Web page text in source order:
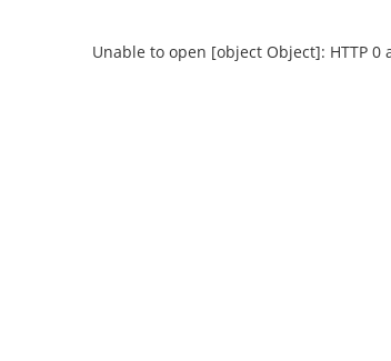
Unable to open [object Object]: HTTP